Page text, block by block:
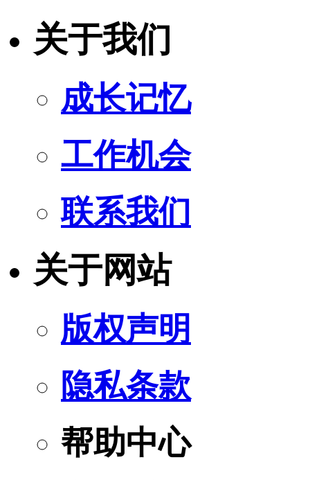
关于我们
成长记忆
工作机会
联系我们
关于网站
版权声明
隐私条款
帮助中心